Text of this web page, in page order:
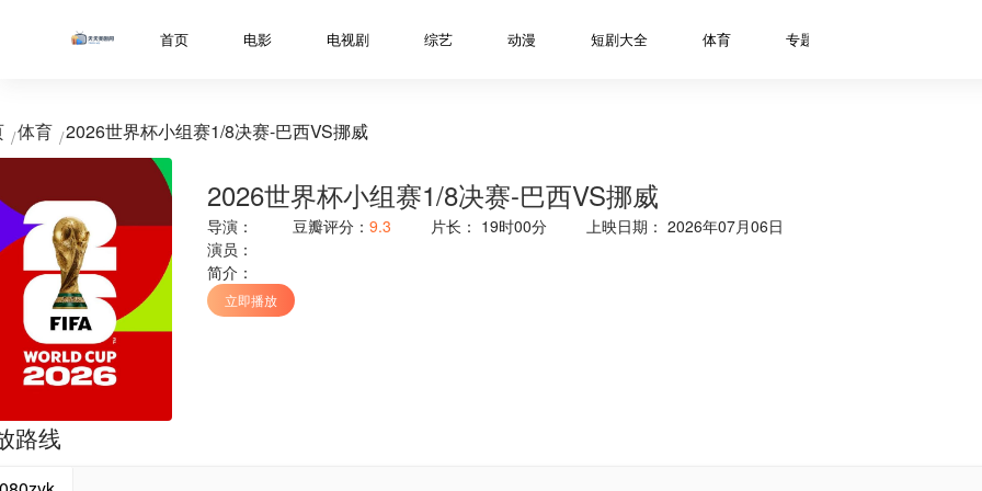
首页 电影 电视剧 综艺 动漫 短剧大全 体育 专题
体育 2026世界杯小组赛1/8决赛-巴西VS挪威
2026世界杯小组赛1/8决赛-巴西VS挪威
导演： 豆瓣评分： 9.3 片长： 19时00分
上映日期： 2026年07月06日
演员：
简介：
立即播放
路线